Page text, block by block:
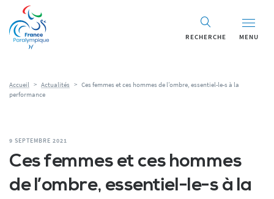
RECHERCHE MENU
Accueil > Actualités > Ces femmes et ces hommes de l’ombre, essentiel-le-s à la
performance
9 SEPTEMBRE 2021
Ces femmes et ces hommes
de l’ombre, essentiel-le-s à la